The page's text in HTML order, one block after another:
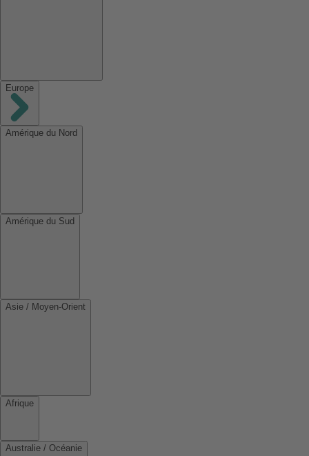
Europe
Amérique du Nord
Amérique du Sud
Asie / Moyen-Orient
Afrique
Australie / Océanie